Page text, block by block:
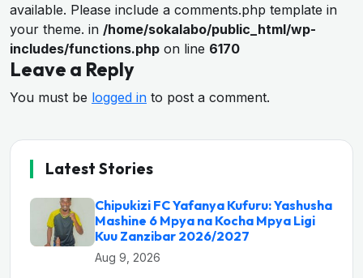
available. Please include a comments.php template in
your theme. in /home/sokalabo/public_html/wp-
includes/functions.php on line 6170
Leave a Reply
You must be logged in to post a comment.
Latest Stories
Chipukizi FC Yafanya Kufuru: Yashusha
Mashine 6 Mpya na Kocha Mpya Ligi
Kuu Zanzibar 2026/2027
Aug 9, 2026